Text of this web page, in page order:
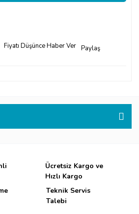
Fiyatı Düşünce Haber Ver Paylaş
Ücretsiz Kargo ve
Hızlı Kargo
Teknik Servis
Talebi